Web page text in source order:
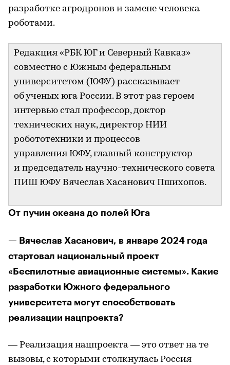
разработке агродронов и замене человека
роботами.
Редакция «РБК ЮГ и Северный Кавказ»
совместно с Южным федеральным
университетом (ЮФУ) рассказывает
об ученых юга России. В этот раз героем
интервью стал профессор, доктор
технических наук, директор НИИ
робототехники и процессов
управления ЮФУ, главный конструктор
и председатель научно-технического совета
ПИШ ЮФУ Вячеслав Хасанович Пшихопов.
От пучин океана до полей Юга
— Вячеслав Хасанович, в январе 2024 года
стартовал национальный проект
«Беспилотные авиационные системы». Какие
разработки Южного федерального
университета могут способствовать
реализации нацпроекта?
— Реализация нацпроекта — это ответ на те
вызовы, с которыми столкнулась Россия